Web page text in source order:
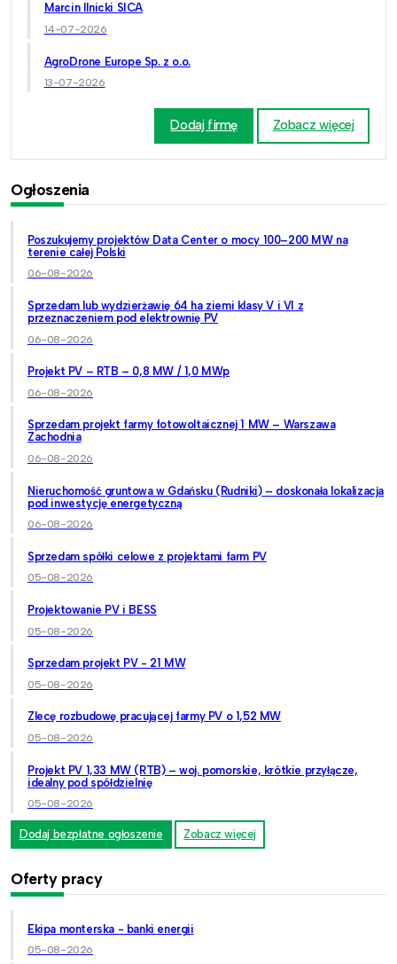
Marcin Ilnicki SICA
14-07-2026
AgroDrone Europe Sp. z o.o.
13-07-2026
Dodaj firmę Zobacz więcej
Ogłoszenia
Poszukujemy projektów Data Center o mocy 100–200 MW na
terenie całej Polski
06-08-2026
Sprzedam lub wydzierżawię 64 ha ziemi klasy V i VI z
przeznaczeniem pod elektrownię PV
06-08-2026
Projekt PV – RTB – 0,8 MW / 1,0 MWp
06-08-2026
Sprzedam projekt farmy fotowoltaicznej 1 MW – Warszawa
Zachodnia
06-08-2026
Nieruchomość gruntowa w Gdańsku (Rudniki) – doskonała lokalizacja
pod inwestycję energetyczną
06-08-2026
Sprzedam spółki celowe z projektami farm PV
05-08-2026
Projektowanie PV i BESS
05-08-2026
Sprzedam projekt PV - 21 MW
05-08-2026
Zlecę rozbudowę pracującej farmy PV o 1,52 MW
05-08-2026
Projekt PV 1,33 MW (RTB) – woj. pomorskie, krótkie przyłącze,
idealny pod spółdzielnię
05-08-2026
Dodaj bezpłatne ogłoszenie Zobacz więcej
Oferty pracy
Ekipa monterska - banki energii
05-08-2026